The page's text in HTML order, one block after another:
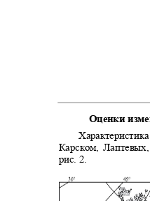
Оценки
Карском,
рис. 2.